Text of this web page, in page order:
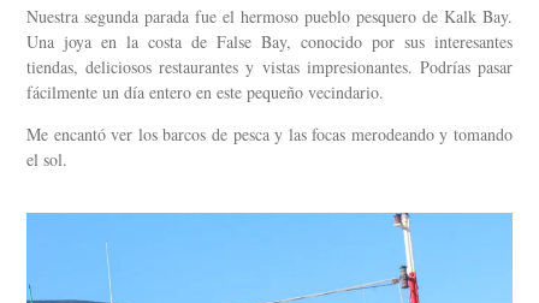
Nuestra segunda parada fue el hermoso pueblo pesquero de Kalk Bay.
Una joya en la costa de False Bay, conocido por sus interesantes
tiendas, deliciosos restaurantes y vistas impresionantes. Podrías pasar
fácilmente un día entero en este pequeño vecindario.
Me encantó ver los barcos de pesca y las focas merodeando y tomando
el sol.